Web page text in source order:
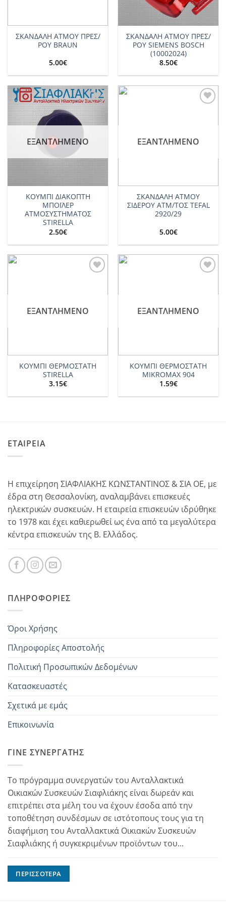
ΣΚΑΝΔΑΛΗ ΑΤΜΟΥ ΠΡΕΣ/
ΡΟΥ BRAUN
5.00€
ΣΚΑΝΔΑΛΗ ΑΤΜΟΥ ΠΡΕΣ/
ΡΟΥ SIEMENS BOSCH
(10002024)
8.50€
Add to
wishlist
ΕΞΑΝΤΛΗΜΈΝΟ
ΚΟΥΜΠΙ ΔΙΑΚΟΠΤΗ
ΜΠΟΪΛΕΡ
ΑΤΜΟΣΥΣΤΗΜΑΤΟΣ
STIRELLA
2.50€
ΕΞΑΝΤΛΗΜΈΝΟ
ΣΚΑΝΔΑΛΗ ΑΤΜΟΥ
ΣΙΔΕΡΟΥ ΑΤΜ/ΤΟΣ TEFAL
2920/29
5.00€
ΕΞΑΝΤΛΗΜΈΝΟ
ΚΟΥΜΠΙ ΘΕΡΜΟΣΤΑΤΗ
STIRELLA
3.15€
ΕΞΑΝΤΛΗΜΈΝΟ
ΚΟΥΜΠΙ ΘΕΡΜΟΣΤΑΤΗ
MIKROMAX 904
1.59€
ΕΤΑΙΡΕΙΑ
Η επιχείρηση ΣΙΑΦΛΙΑΚΗΣ ΚΩΝΣΤΑΝΤΙΝΟΣ & ΣΙΑ ΟΕ, με
έδρα στη Θεσσαλονίκη, αναλαμβάνει επισκευές
ηλεκτρικών συσκευών. Η εταιρεία επισκευών ιδρύθηκε
το 1978 και έχει καθιερωθεί ως ένα από τα μεγαλύτερα
κέντρα επισκευών της Β. Ελλάδος.
ΠΛΗΡΟΦΟΡΊΕΣ
Όροι Χρήσης
Πληροφορίες Αποστολής
Πολιτική Προσωπικών Δεδομένων
Κατασκευαστές
Σχετικά με εμάς
Επικοινωνία
ΓΊΝΕ ΣΥΝΕΡΓΆΤΗΣ
Το πρόγραμμα συνεργατών του Ανταλλακτικά
Οικιακών Συσκευών Σιαφλιάκης είναι δωρεάν και
επιτρέπει στα μέλη του να έχουν έσοδα από την
τοποθέτηση συνδέσμων σε ιστότοπους τους για τη
διαφήμιση του Ανταλλακτικά Οικιακών Συσκευών
Σιαφλιάκης ή συγκεκριμένων προϊόντων του...
ΠΕΡΙΣΣΌΤΕΡΑ